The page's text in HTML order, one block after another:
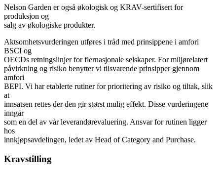
Nelson Garden er også økologisk og KRAV-sertifisert for
produksjon og
salg av økologiske produkter.
Aktsomhetsvurderingen utføres i tråd med prinsippene i amfori
BSCI og
OECDs retningslinjer for flernasjonale selskaper. For miljørelatert
påvirkning og risiko benytter vi tilsvarende prinsipper gjennom
amfori
BEPI. Vi har etablerte rutiner for prioritering av risiko og tiltak, slik
at
innsatsen rettes der den gir størst mulig effekt. Disse vurderingene
inngår
som en del av vår leverandørevaluering. Ansvar for rutinen ligger
hos
innkjøpsavdelingen, ledet av Head of Category and Purchase.
Kravstilling